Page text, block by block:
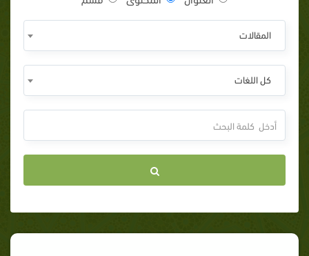
المقالات
كل اللغات